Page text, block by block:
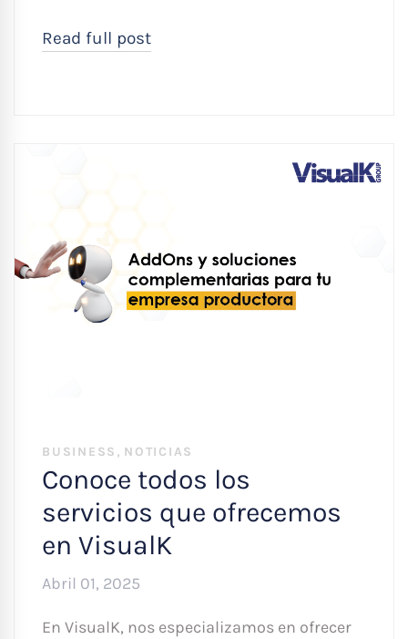
Read full post
BUSINESS , NOTICIAS
Conoce todos los
servicios que ofrecemos
en VisualK
Abril 01, 2025
En VisualK, nos especializamos en ofrecer